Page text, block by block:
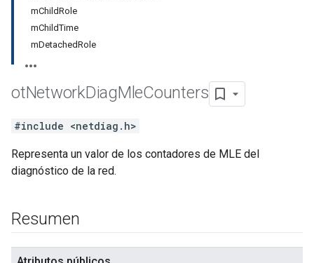
mChildRole
mChildTime
mDetachedRole
otNetworkDiagMleCounters
#include <netdiag.h>
Representa un valor de los contadores de MLE del
diagnóstico de la red.
Resumen